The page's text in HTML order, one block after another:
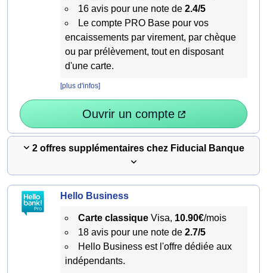
16 avis pour une note de 2.4/5
Le compte PRO Base pour vos
encaissements par virement, par chèque
ou par prélèvement, tout en disposant
d'une carte.
[plus d'infos]
Ouvrir un compte
2 offres supplémentaires chez Fiducial Banque
Hello Business
Carte classiqueVisa, 10.90€/mois
18 avis pour une note de 2.7/5
Hello Business est l'offre dédiée aux
indépendants.